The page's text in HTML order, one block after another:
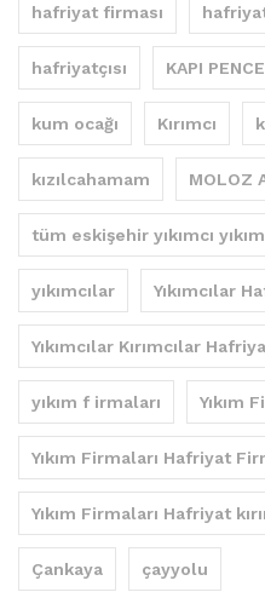
hafriyat firması
hafriyatçısı KAPI
kum ocağı Kırımcı
kızılcahamam MOLOZ
tüm eskişehir yıkımcı
yıkımcılar Yıkımcılar
Yıkımcılar Kırımcılar
yıkım f irmaları Yıkım
Yıkım Firmaları Hafriyat
Yıkım Firmaları Hafriyat
Çankaya çayyolu